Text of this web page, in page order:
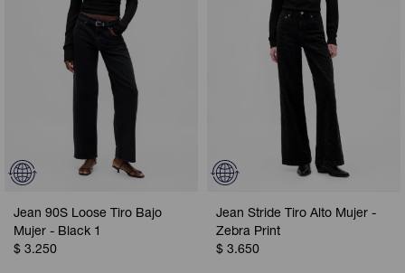
Jean 90S Loose Tiro Bajo
Mujer - Black 1
$ 3.250
Jean Stride Tiro Alto Mujer -
Zebra Print
$ 3.650